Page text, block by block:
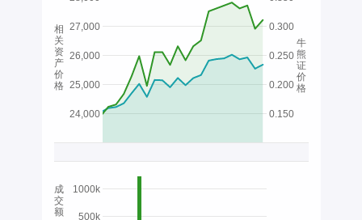
24,000
25,000
26,000
27,000 0.300
0.150
0.200
0.250
500k
1000k
相
关
资
产
价
格
牛
熊
证
价
格
成
交
额